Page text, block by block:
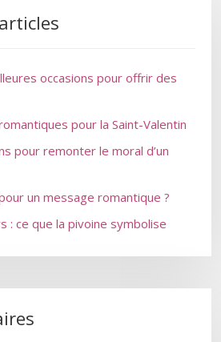
occasions pour offrir des
pour la Saint-Valentin
pour remonter le moral d’un
un message romantique ?
: ce que la pivoine symbolise